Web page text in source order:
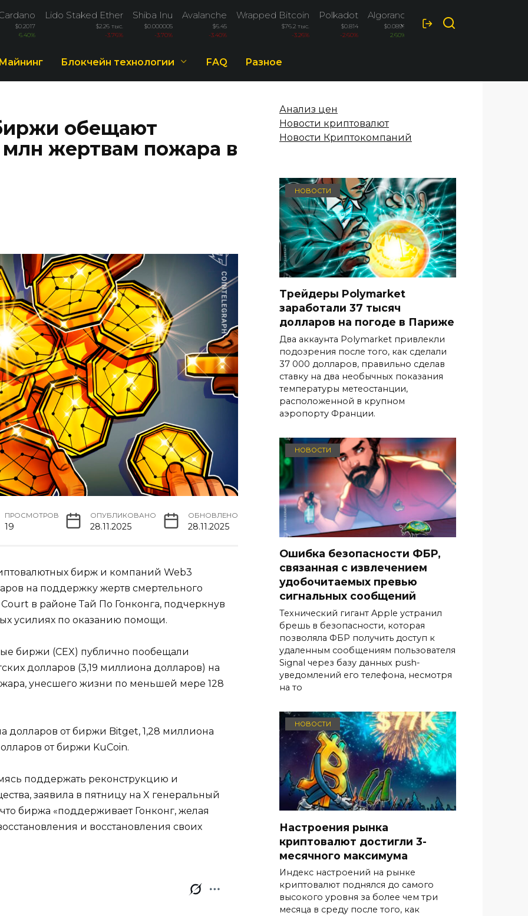
$0.2017
6.40%
Lido Staked Ether
$2.26 тыс.
-3.76%
Shiba Inu
$0.000005
-3.70%
Avalanche
$6.45
-3.40%
Wrapped Bitcoin
$76.2 тыс.
-3.26%
Polkadot
$0.814
-2.60%
Algorand
$0.0896
2.60%
Terra Luna Classic
Блокчейн технологии FAQ Разное
обещают
млн жертвам пожара в
ПРОСМОТРОВ
19
ОПУБЛИКОВАНО
28.11.2025
ОБНОВЛЕНО
28.11.2025
бирж и компаний Web3
на поддержку жертв смертельного
в районе Тай По Гонконга, подчеркнув
усилиях по оказанию помощи.
биржи (CEX) публично пообещали
долларов (3,19 миллиона долларов) на
унесшего жизни по меньшей мере 128
долларов от биржи Bitget, 1,28 миллиона
от биржи KuCoin.
поддержать реконструкцию и
заявила в пятницу на X генеральный
биржа «поддерживает Гонконг, желая
и восстановления своих
Анализ цен
Новости криптовалют
Новости Криптокомпаний
НОВОСТИ
Трейдеры Polymarket
заработали 37 тысяч
долларов на погоде в Париже
Два аккаунта Polymarket привлекли
подозрения после того, как сделали
37 000 долларов, правильно сделав
ставку на два необычных показания
температуры метеостанции,
расположенной в крупном
аэропорту Франции.
НОВОСТИ
Ошибка безопасности ФБР,
связанная с извлечением
удобочитаемых превью
сигнальных сообщений
Технический гигант Apple устранил
брешь в безопасности, которая
позволяла ФБР получить доступ к
удаленным сообщениям пользователя
Signal через базу данных push-
уведомлений его телефона, несмотря
на то
НОВОСТИ
Настроения рынка
криптовалют достигли 3-
месячного максимума
Индекс настроений на рынке
криптовалют поднялся до самого
высокого уровня за более чем три
месяца в среду после того, как